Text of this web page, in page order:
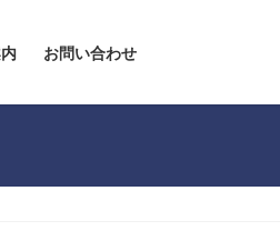
お問い合わせ